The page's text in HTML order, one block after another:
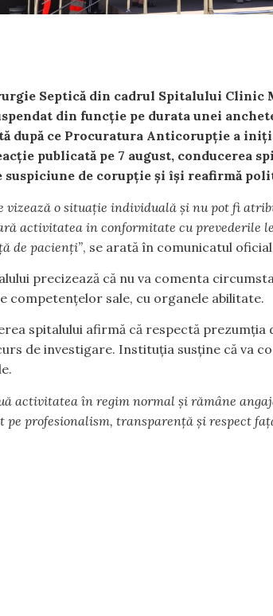
Septică din cadrul Spitalului
din funcție pe durata unei
după ce Procuratura Anticorupție a
publicată pe 7 august, conducerea
de corupție și își reafirmă
vizează o situație individuală și nu pot fi
activitatea in conformitate cu
de pacienți”, se arată în comunicatul
precizează că nu va comenta
competențelor sale, cu organele abilitate.
spitalului afirmă că respectă prezumția
de investigare. Instituția susține că va
activitatea în regim normal și rămâne
profesionalism, transparență și respect